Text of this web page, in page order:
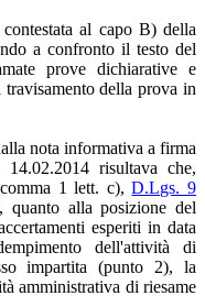
al capo B) della
a confronto il testo del
prove dichiarative e
della prova in
nota informativa a firma
risultava che,
1 lett. c),D.Lgs. 9
quanto alla posizione del
esperiti in data
dell'attività di
impartita (punto 2), la
amministrativa di riesame